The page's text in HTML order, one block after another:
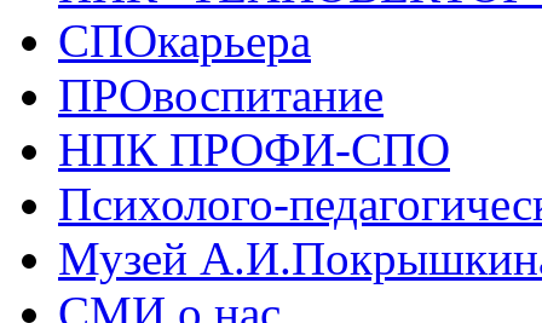
СПОкарьера
ПРОвоспитание
НПК ПРОФИ-СПО
Психолого-
Музей